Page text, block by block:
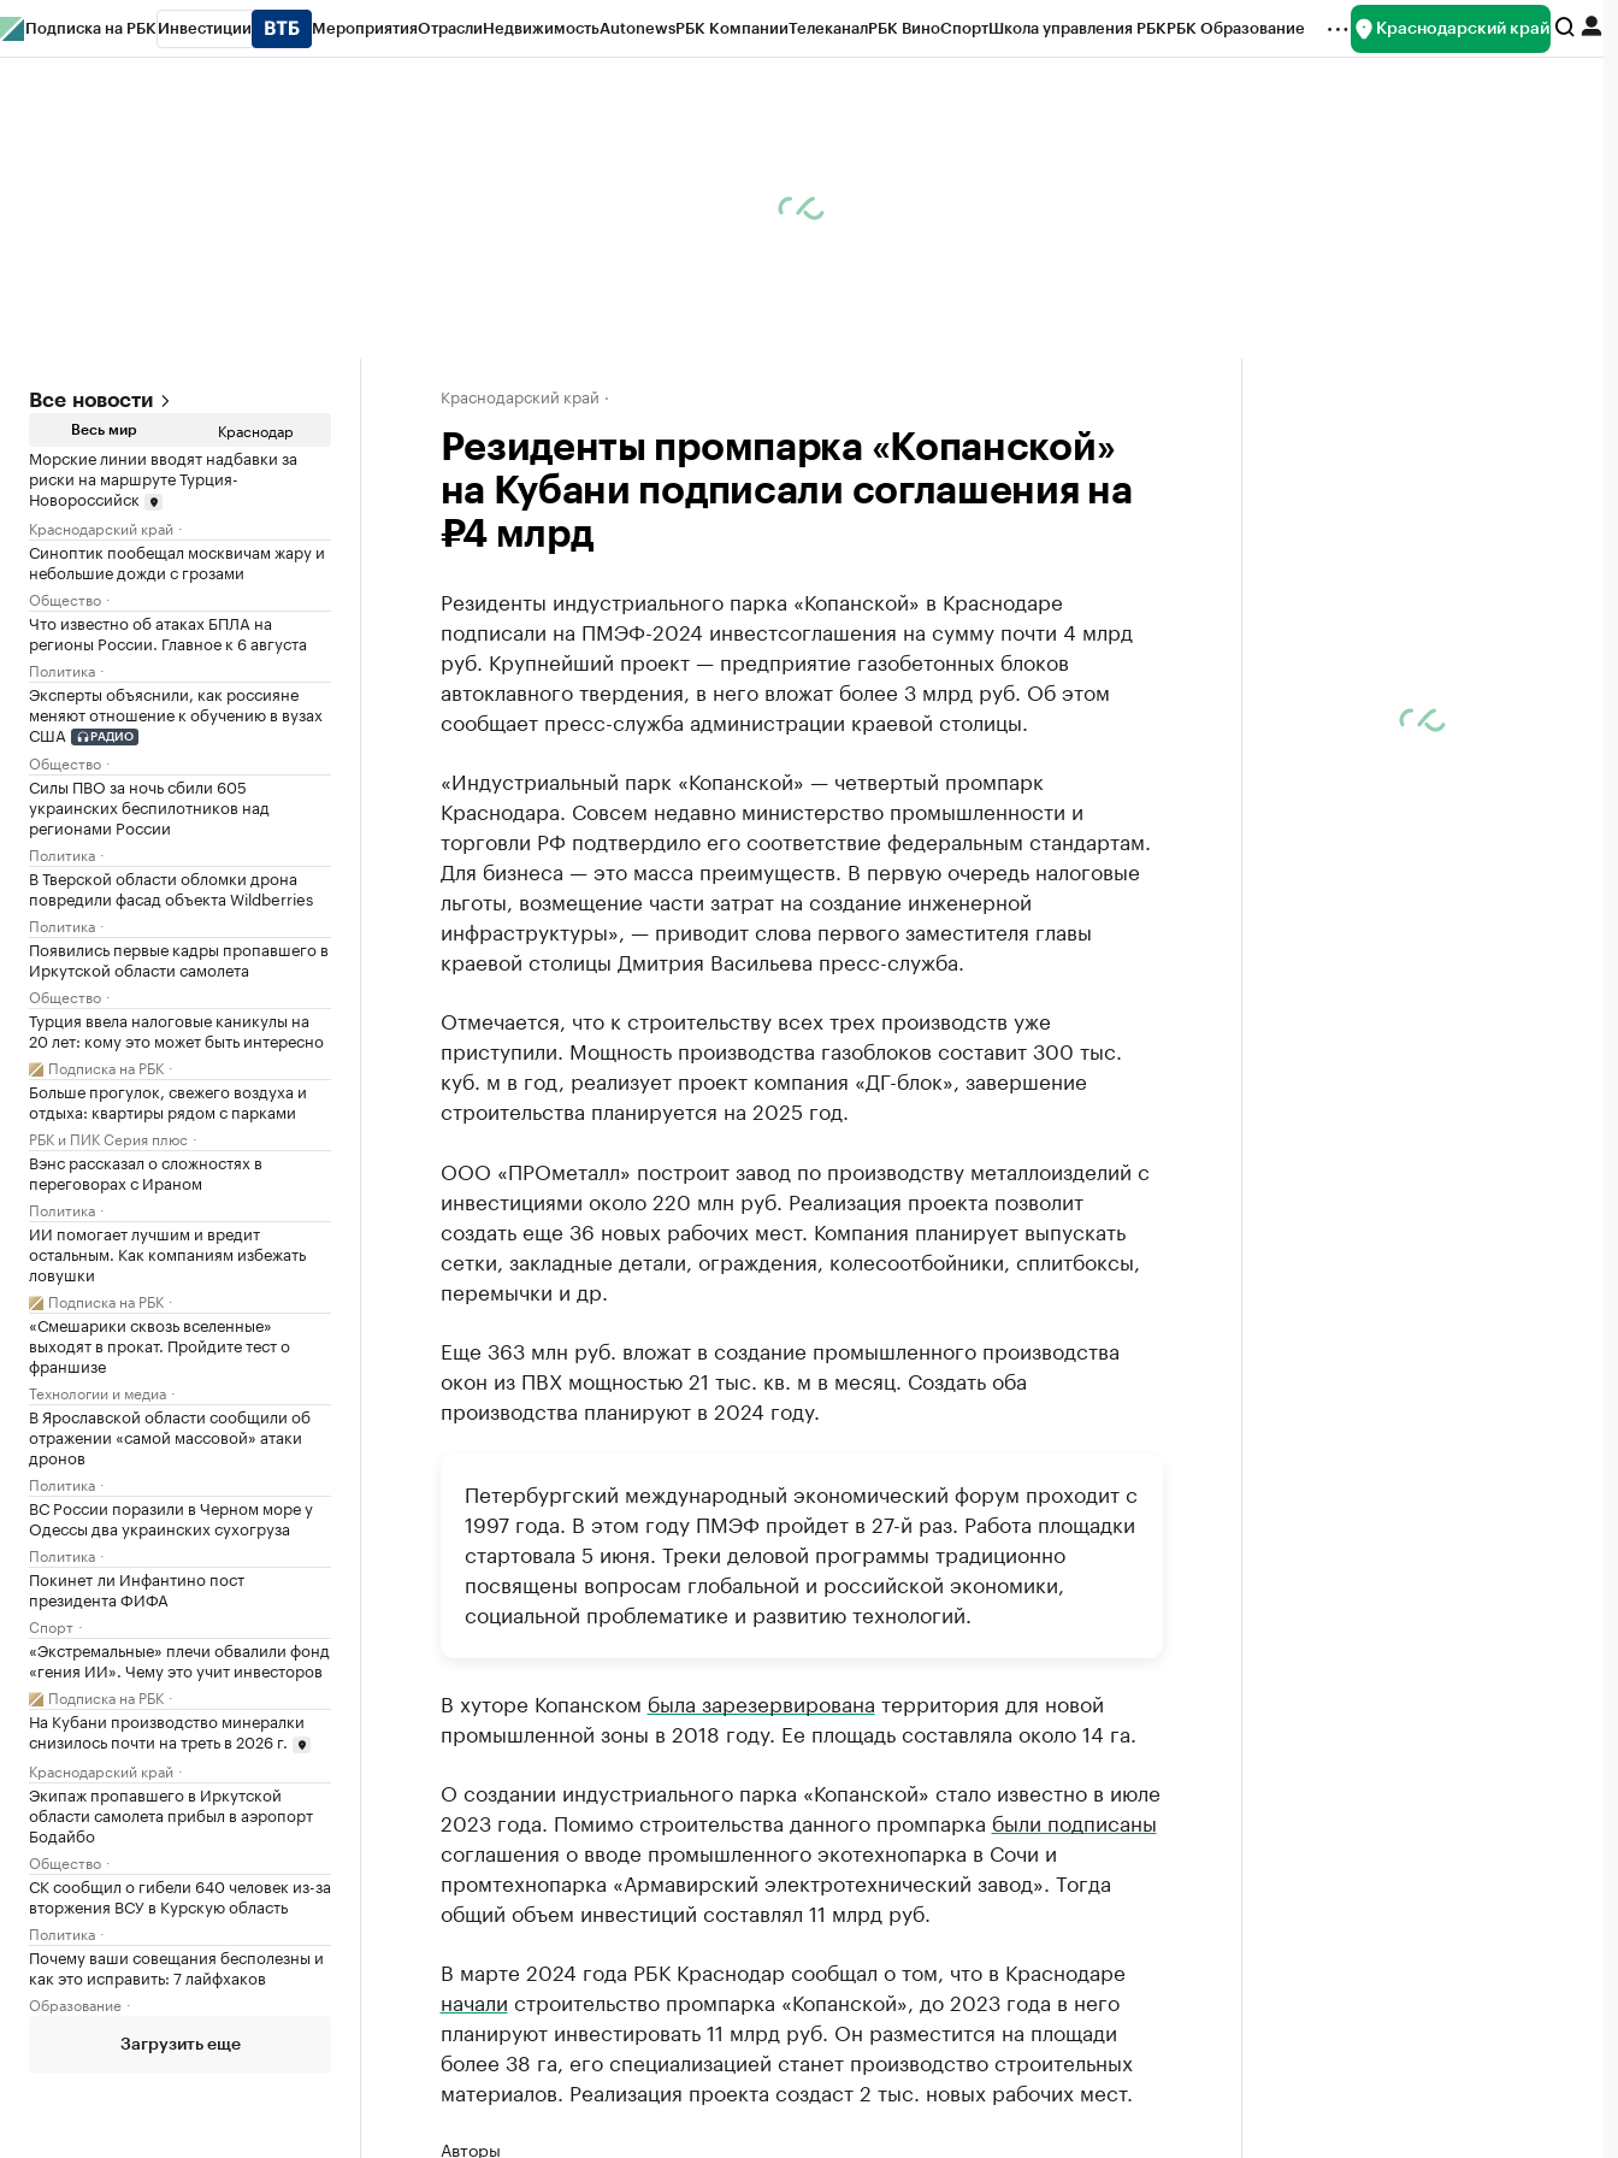
Подписка на РБК Инвестиции МероприятияОтраслиНедвижимостьAutonewsРБК КомпанииТелеканалРБК ВиноСпортШкола управления РБКРБК Образование Краснодарский край
Все новости
Весь мир Краснодар
Морские линии вводят надбавки за
риски на маршруте Турция-
Новороссийск
Краснодарский край
Синоптик пообещал москвичам жару и
небольшие дожди с грозами
Общество
Что известно об атаках БПЛА на
регионы России. Главное к 6 августа
Политика
Эксперты объяснили, как россияне
меняют отношение к обучению в вузах
США
РАДИО
Общество
Силы ПВО за ночь сбили 605
украинских беспилотников над
регионами России
Политика
В Тверской области обломки дрона
повредили фасад объекта Wildberries
Политика
Появились первые кадры пропавшего в
Иркутской области самолета
Общество
Турция ввела налоговые каникулы на
20 лет: кому это может быть интересно
Подписка на РБК
Больше прогулок, свежего воздуха и
отдыха: квартиры рядом с парками
РБК и ПИК Серия плюс
Вэнс рассказал о сложностях в
переговорах с Ираном
Политика
ИИ помогает лучшим и вредит
остальным. Как компаниям избежать
ловушки
Подписка на РБК
«Смешарики сквозь вселенные»
выходят в прокат. Пройдите тест о
франшизе
Технологии и медиа
В Ярославской области сообщили об
отражении «самой массовой» атаки
дронов
Политика
ВС России поразили в Черном море у
Одессы два украинских сухогруза
Политика
Покинет ли Инфантино пост
президента ФИФА
Спорт
«Экстремальные» плечи обвалили фонд
«гения ИИ». Чему это учит инвесторов
Подписка на РБК
На Кубани производство минералки
снизилось почти на треть в 2026 г.
Краснодарский край
Экипаж пропавшего в Иркутской
области самолета прибыл в аэропорт
Бодайбо
Общество
СК сообщил о гибели 640 человек из-за
вторжения ВСУ в Курскую область
Политика
Почему ваши совещания бесполезны и
как это исправить: 7 лайфхаков
Образование
Загрузить еще
Краснодарский край
Резиденты промпарка «Копанской»
на Кубани подписали соглашения на
₽4 млрд
Резиденты индустриального парка «Копанской» в Краснодаре
подписали на ПМЭФ-2024 инвестсоглашения на сумму почти 4 млрд
руб. Крупнейший проект — предприятие газобетонных блоков
автоклавного твердения, в него вложат более 3 млрд руб. Об этом
сообщает пресс-служба администрации краевой столицы.
«Индустриальный парк «Копанской» — четвертый промпарк
Краснодара. Совсем недавно министерство промышленности и
торговли РФ подтвердило его соответствие федеральным стандартам.
Для бизнеса — это масса преимуществ. В первую очередь налоговые
льготы, возмещение части затрат на создание инженерной
инфраструктуры», — приводит слова первого заместителя главы
краевой столицы Дмитрия Васильева пресс-служба.
Отмечается, что к строительству всех трех производств уже
приступили. Мощность производства газоблоков составит 300 тыс.
куб. м в год, реализует проект компания «ДГ-блок», завершение
строительства планируется на 2025 год.
ООО «ПРОметалл» построит завод по производству металлоизделий с
инвестициями около 220 млн руб. Реализация проекта позволит
создать еще 36 новых рабочих мест. Компания планирует выпускать
сетки, закладные детали, ограждения, колесоотбойники, сплитбоксы,
перемычки и др.
Еще 363 млн руб. вложат в создание промышленного производства
окон из ПВХ мощностью 21 тыс. кв. м в месяц. Создать оба
производства планируют в 2024 году.
Петербургский международный экономический форум проходит с
1997 года. В этом году ПМЭФ пройдет в 27-й раз. Работа площадки
стартовала 5 июня. Треки деловой программы традиционно
посвящены вопросам глобальной и российской экономики,
социальной проблематике и развитию технологий.
В хуторе Копанском была зарезервирована территория для новой
промышленной зоны в 2018 году. Ее площадь составляла около 14 га.
О создании индустриального парка «Копанской» стало известно в июле
2023 года. Помимо строительства данного промпарка были подписаны
соглашения о вводе промышленного экотехнопарка в Сочи и
промтехнопарка «Армавирский электротехнический завод». Тогда
общий объем инвестиций составлял 11 млрд руб.
В марте 2024 года РБК Краснодар сообщал о том, что в Краснодаре
начали строительство промпарка «Копанской», до 2023 года в него
планируют инвестировать 11 млрд руб. Он разместится на площади
более 38 га, его специализацией станет производство строительных
материалов. Реализация проекта создаст 2 тыс. новых рабочих мест.
Авторы